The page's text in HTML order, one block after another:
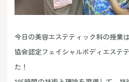
今日の美容エステティック科の授業
協会認定フェイシャルボディエステ
た！